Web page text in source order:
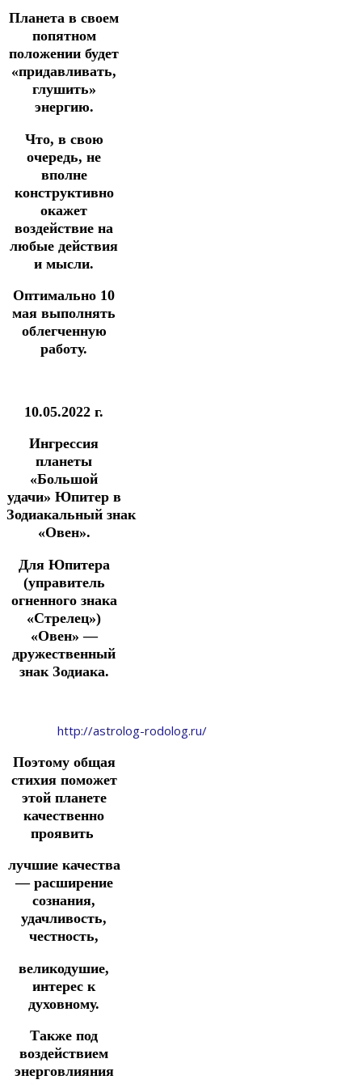
Планета в своем
попятном
положении будет
«придавливать,
глушить»
энергию.
Что, в свою
очередь, не
вполне
конструктивно
окажет
воздействие на
любые действия
и мысли.
Оптимально 10
мая выполнять
облегченную
работу.
10.05.2022 г.
Ингрессия
планеты
«Большой
удачи» Юпитер в
Зодиакальный знак
«Овен».
Для Юпитера
(управитель
огненного знака
«Стрелец»)
«Овен» —
дружественный
знак Зодиака.
http://astrolog-rodolog.ru/
Поэтому общая
стихия поможет
этой планете
качественно
проявить
лучшие качества
— расширение
сознания,
удачливость,
честность,
великодушие,
интерес к
духовному.
Также под
воздействием
энерговлияния